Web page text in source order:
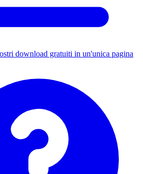
download gratuiti in un'unica pagina